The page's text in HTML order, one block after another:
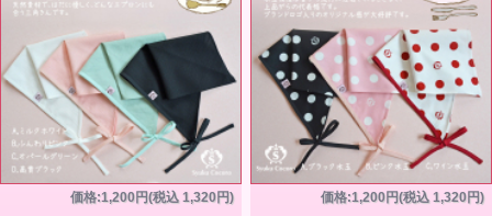
価格:1,200円(税込 1,320円) 価格:1,200円(税込 1,320円)